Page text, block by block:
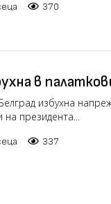
370
в
след като мъж
избухна
президента...
337